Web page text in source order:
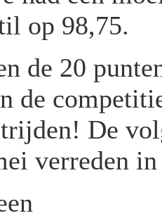
op 98,75.
de 20
de
De
verreden